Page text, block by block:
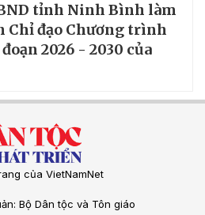
tỉnh Ninh Bình làm
Chỉ đạo Chương trình
2026 - 2030 của
của VietNamNet
Bộ Dân tộc và Tôn giáo